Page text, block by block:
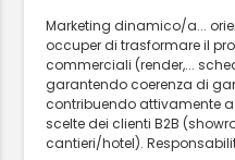
Marketing dinamico/a...
occuper di trasformare il
commerciali (render,...
garantendo coerenza di
contribuendo attivamente
scelte dei clienti B2B
cantieri/hotel).